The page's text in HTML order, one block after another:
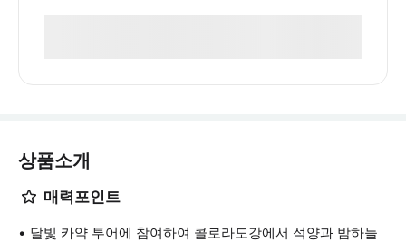
상품소개
매력포인트
달빛 카약 투어에 참여하여 콜로라도강에서 석양과 밤하늘